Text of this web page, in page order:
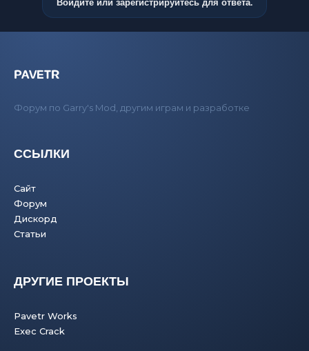
Войдите или зарегистрируйтесь для ответа.
PAVETR
Форум по Garry's Mod, другим играм и разработке
ССЫЛКИ
Сайт
Форум
Дискорд
Статьи
ДРУГИЕ ПРОЕКТЫ
Pavetr Works
Exec Crack